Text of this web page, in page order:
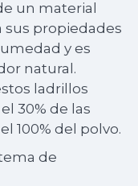
un material
sus propiedades
y es
natural.
ladrillos
30% de las
100% del polvo.
de